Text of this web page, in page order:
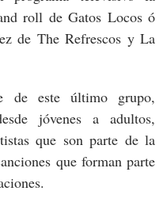
roll de Gatos Locos ó
de The Refrescos y La
de este último grupo,
jóvenes a adultos,
que son parte de la
que forman parte